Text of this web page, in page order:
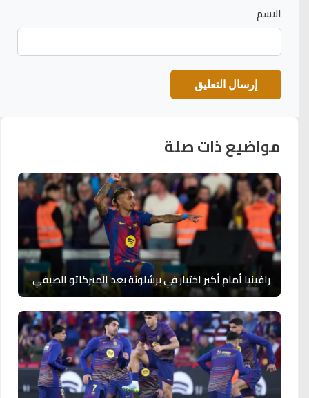
الاسم
مواضيع ذات صلة
رافينيا أمام أكبر اختبار في برشلونة بعد الميركاتو الصيفي